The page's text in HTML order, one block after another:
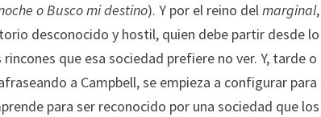
o Busco mi destino). Y por el reino delmarginal
desconocido y hostil, quien debe partir desde
que esa sociedad prefiere no ver. Y, tarde
a Campbell, se empieza a configurar
para ser reconocido por una sociedad que